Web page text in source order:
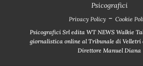
Psicografici
Privacy Policy - Cookie
Psicografici Srl edita WT NEWS Walkie
giornalistica online al Tribunale di Velletri
Direttore Manuel Diana